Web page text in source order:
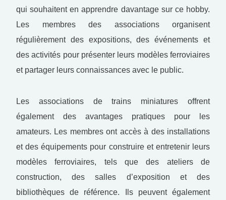
qui souhaitent en apprendre davantage sur ce hobby.
Les membres des associations organisent
régulièrement des expositions, des événements et
des activités pour présenter leurs modèles ferroviaires
et partager leurs connaissances avec le public.
Les associations de trains miniatures offrent
également des avantages pratiques pour les
amateurs. Les membres ont accès à des installations
et des équipements pour construire et entretenir leurs
modèles ferroviaires, tels que des ateliers de
construction, des salles d’exposition et des
bibliothèques de référence. Ils peuvent également